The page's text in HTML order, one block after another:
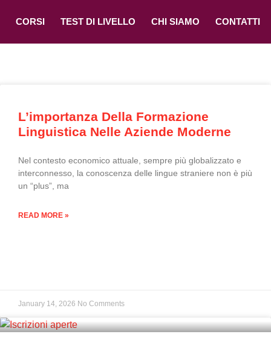
CORSI TEST DI LIVELLO CHI SIAMO CONTATTI
L’importanza Della Formazione
Linguistica Nelle Aziende Moderne
Nel contesto economico attuale, sempre più globalizzato e
interconnesso, la conoscenza delle lingue straniere non è più
un “plus”, ma
READ MORE »
January 14, 2026 No Comments